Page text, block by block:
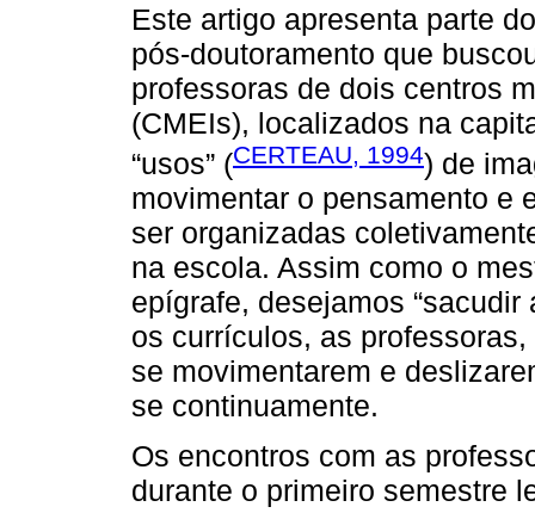
Este artigo apresenta parte
pós-doutoramento que
professoras de dois centros
(CMEIs), localizados na
“usos” (CERTEAU, 1994) de
movimentar o pensamento e
ser organizadas
na escola. Assim como o
epígrafe, desejamos
os currículos, as
se movimentarem e
se continuamente.
Os encontros com as
durante o primeiro semestre